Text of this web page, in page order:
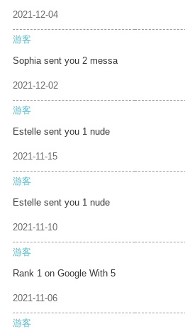
2021-12-04
游客
Sophia sent you 2 messa
2021-12-02
游客
Estelle sent you 1 nude
2021-11-15
游客
Estelle sent you 1 nude
2021-11-10
游客
Rank 1 on Google With 5
2021-11-06
游客